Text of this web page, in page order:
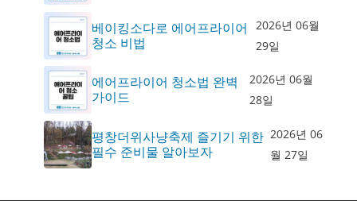
베이킹소다로 에어프라이어
청소 비법
2026년 06월
29일
에어프라이어 청소법 완벽
가이드
2026년 06월
28일
평창더위사냥축제 즐기기 위한
필수 준비물 알아보자
2026년 06
월 27일